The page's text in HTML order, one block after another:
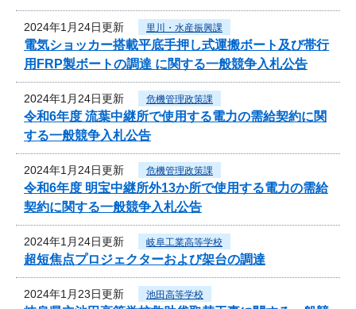
2024年1月24日更新 里川・水産振興課
電気ショッカー搭載平底手押し式運搬ボート及び帯行
用FRP製ボートの調達 に関する一般競争入札公告
2024年1月24日更新 危機管理政策課
令和6年度 流葉中継所で使用する電力の需給契約に関
する一般競争入札公告
2024年1月24日更新 危機管理政策課
令和6年度 明宝中継所外13か所で使用する電力の需給
契約に関する一般競争入札公告
2024年1月24日更新 岐阜工業高等学校
超短焦点プロジェクターおよび架台の調達
2024年1月23日更新 池田高等学校